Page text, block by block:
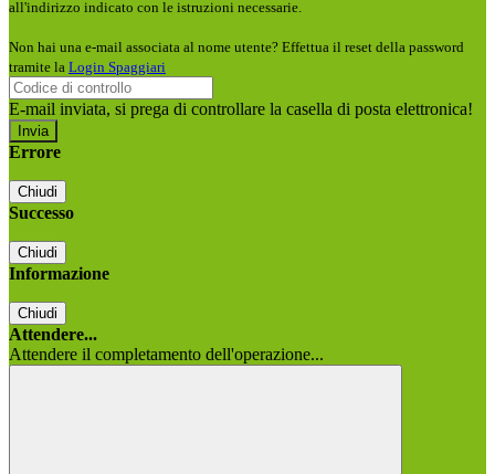
all'indirizzo indicato con le istruzioni necessarie.
Non hai una e-mail associata al nome utente? Effettua il reset della password
tramite la Login Spaggiari
E-mail inviata, si prega di controllare la casella di posta elettronica!
Errore
Chiudi
Successo
Chiudi
Informazione
Chiudi
Attendere...
Attendere il completamento dell'operazione...